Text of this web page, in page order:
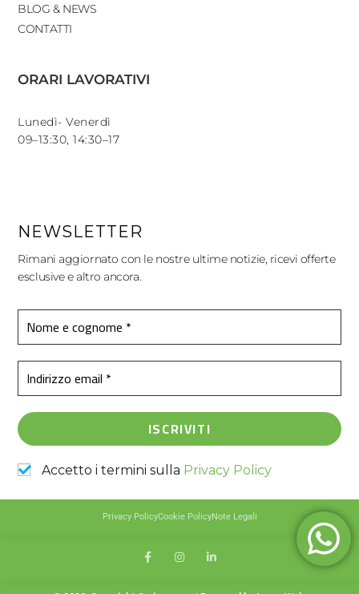
BLOG & NEWS
CONTATTI
ORARI LAVORATIVI
Lunedì- Venerdì
09–13:30, 14:30–17
NEWSLETTER
Rimani aggiornato con le nostre ultime notizie, ricevi offerte
esclusive e altro ancora.
Accetto i termini sulla Privacy Policy
Privacy PolicyCookie PolicyNote Legali